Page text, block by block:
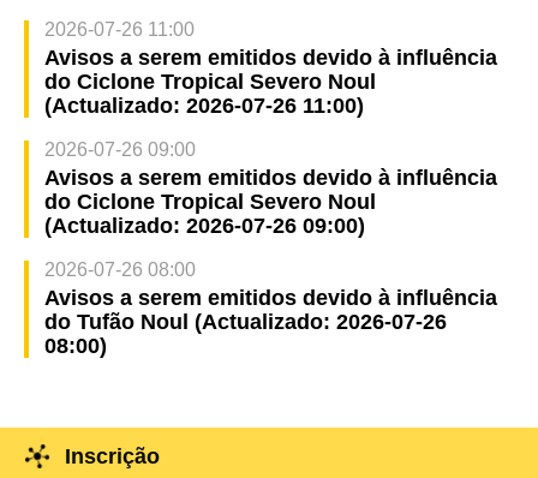
2026-07-26 11:00
Avisos a serem emitidos devido à influência
do Ciclone Tropical Severo Noul
(Actualizado: 2026-07-26 11:00)
2026-07-26 09:00
Avisos a serem emitidos devido à influência
do Ciclone Tropical Severo Noul
(Actualizado: 2026-07-26 09:00)
2026-07-26 08:00
Avisos a serem emitidos devido à influência
do Tufão Noul (Actualizado: 2026-07-26
08:00)
Inscrição